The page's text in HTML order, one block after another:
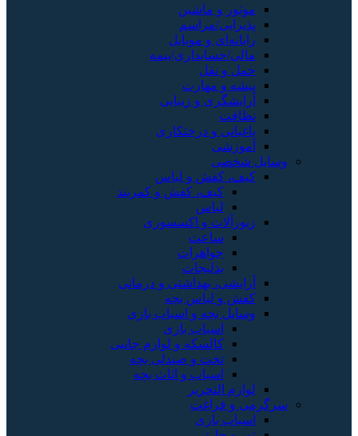
موتور و ماشین
پذیرایی/مراسم
رایانه‌ای و موبایل
مالی/حسابداری/بیمه
حمل و نقل
پیشه و مهارت
آرایشگری و زیبایی
نظافت
باغبانی و درختکاری
آموزشی
وسایل شخصی
کیف، کفش و لباس
کیف، کفش و کمربند
لباس
زیورآلات و اکسسوری
ساعت
جواهرات
بدلیجات
آرایشی، بهداشتی و درمانی
کفش و لباس بچه
وسایل بچه و اسباب بازی
اسباب بازی
کالسکه و لوازم جانبی
تخت و صندلی بچه
اسباب و اثاث بچه
لوازم التحریر
سرگرمی و فراغت
اسباب‌ بازی